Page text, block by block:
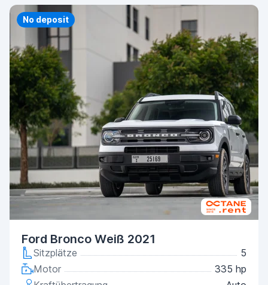
Priority
No deposit
Ford Bronco Weiß 2021
Sitzplätze
5
Motor
335 hp